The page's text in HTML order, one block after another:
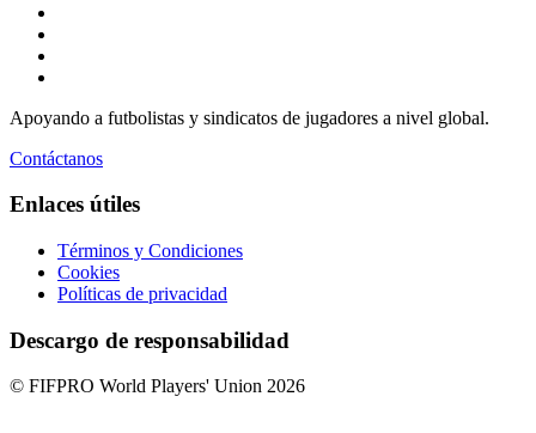
Apoyando a futbolistas y sindicatos de jugadores a nivel global.
Contáctanos
Enlaces útiles
Términos y Condiciones
Cookies
Políticas de privacidad
Descargo de responsabilidad
© FIFPRO World Players' Union 2026